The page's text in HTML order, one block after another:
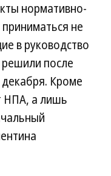
нормативно-
не
в руководство
после
Кроме
НПА, а лишь